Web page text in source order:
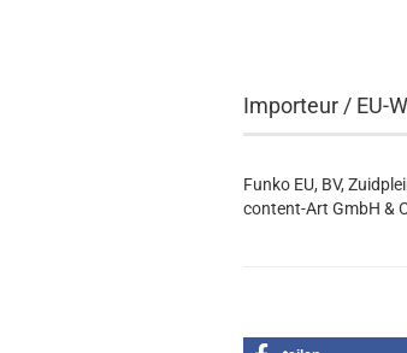
Importeur / EU-
Funko EU, BV,
content-Art GmbH &